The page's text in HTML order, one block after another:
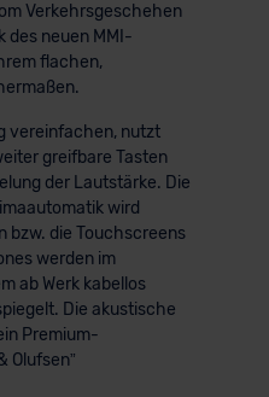
Verkehrsgeschehen
des neuen MMI-
flachen,
vereinfachen, nutzt
greifbare Tasten
der Lautstärke. Die
wird
bzw. die Touchscreens
werden im
ab Werk kabellos
Die akustische
Premium-
Olufsen”